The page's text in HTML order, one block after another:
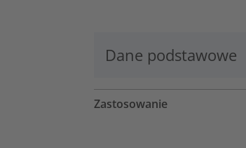
Dane podstawowe
Zastosowanie